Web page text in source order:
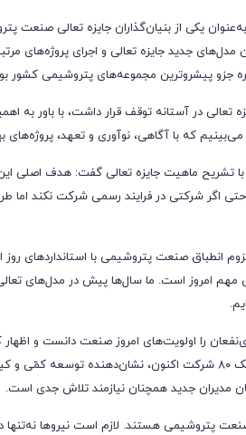
یکی از بنیان‌گذاران جایزه تعالی صنعت
جدید جایزه تعالی و اجرای پروژه‌های
جزو پیشروترین مجموعه‌های پتروشیمی کشور
تعالی در آستانه توقف قرار داشت، با باور
که با آگاهی، نوآوری و تعهد، پروژه‌های
تشریح ماهیت جایزه تعالی گفت: هدف اصلی این
حتی اگر شرکتی در فرایند رسمی شرکت نکند اما
انطباق صنعت پتروشیمی با استانداردهای
مهم امروز است. ما سال‌ها پیش در مدل‌های
را اولویت‌های امروز صنعت دانست و
حدود ۳۰ شرکت در اوایل دهه ۹۰ به نزدیک ۸۰ شرکت اکنون،
مدیران جدید همچنان نیازمند تلاش جدی است.
صنعت پتروشیمی هستند. لازم است نیروها